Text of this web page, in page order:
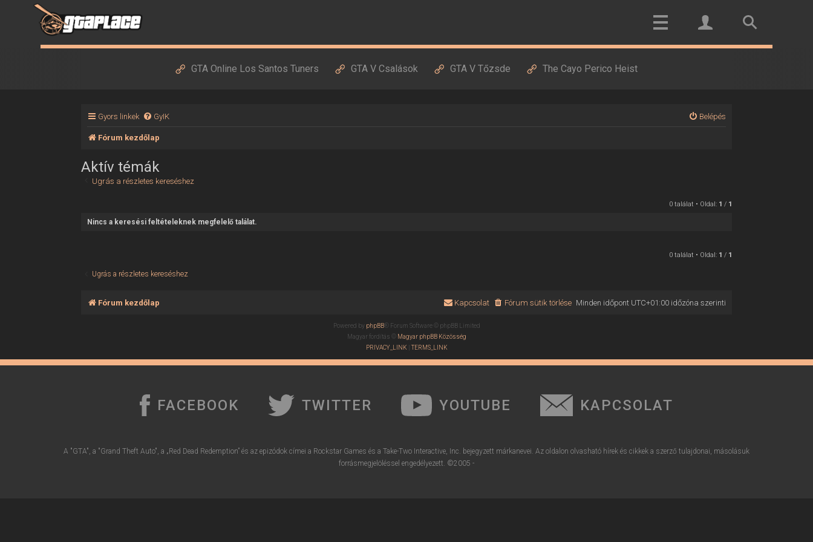
GTA Online Los Santos Tuners GTA V Csalások GTA V Tőzsde The Cayo Perico Heist
Gyors linkek GyIK Belépés
Fórum kezdőlap
Aktív témák
Ugrás a részletes kereséshez
0 találat • Oldal: 1 / 1
Nincs a keresési feltételeknek megfelelő találat.
0 találat • Oldal: 1 / 1
Ugrás a részletes kereséshez
Fórum kezdőlap Minden időpont UTC+01:00időzóna szerinti
Fórum sütik törlése
Kapcsolat
Powered by phpBB® Forum Software © phpBB Limited
Magyar fordítás © Magyar phpBB Közösség
PRIVACY_LINK |TERMS_LINK
FACEBOOK TWITTER YOUTUBE KAPCSOLAT
A "GTA", a "Grand Theft Auto", a „Red Dead Redemption” és az epizódok címei a Rockstar Games és a Take-Two Interactive, Inc. bejegyzett márkanevei. Az oldalon olvasható hírek és cikkek a szerző tulajdonai, másolásuk
forrásmegjelöléssel engedélyezett. ©2005 -